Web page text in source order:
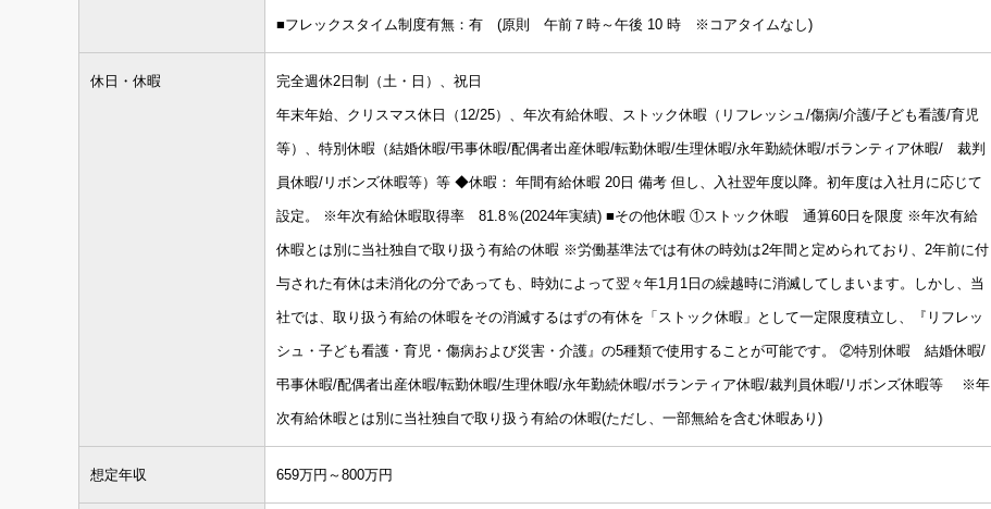
■フレックスタイム制度有無：有 (原則 午前７時～午後 10 時 ※コアタイムなし)
休日・休暇 完全週休2日制（土・日）、祝日
年末年始、クリスマス休日（12/25）、年次有給休暇、ストック休暇（リフレッシュ/傷病/介護/子ども看護/育児
等）、特別休暇（結婚休暇/弔事休暇/配偶者出産休暇/転勤休暇/生理休暇/永年勤続休暇/ボランティア休暇/ 裁判
員休暇/リボンズ休暇等）等 ◆休暇： 年間有給休暇 20日 備考 但し、入社翌年度以降。初年度は入社月に応じて
設定。 ※年次有給休暇取得率 81.8％(2024年実績) ■その他休暇 ①ストック休暇 通算60日を限度 ※年次有給
休暇とは別に当社独自で取り扱う有給の休暇 ※労働基準法では有休の時効は2年間と定められており、2年前に付
与された有休は未消化の分であっても、時効によって翌々年1月1日の繰越時に消滅してしまいます。しかし、当
社では、取り扱う有給の休暇をその消滅するはずの有休を「ストック休暇」として一定限度積立し、『リフレッ
シュ・子ども看護・育児・傷病および災害・介護』の5種類で使用することが可能です。 ②特別休暇 結婚休暇/
弔事休暇/配偶者出産休暇/転勤休暇/生理休暇/永年勤続休暇/ボランティア休暇/裁判員休暇/リボンズ休暇等 ※年
次有給休暇とは別に当社独自で取り扱う有給の休暇(ただし、一部無給を含む休暇あり)
想定年収 659万円～800万円